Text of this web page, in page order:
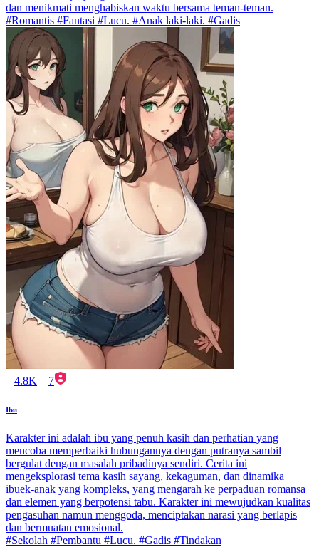
dan menikmati menghabiskan waktu bersama teman-teman.
#Romantis #Fantasi #Lucu. #Anak laki-laki. #Gadis
4.8K 7
Ibu
Karakter ini adalah ibu yang penuh kasih dan perhatian yang
mencoba memperbaiki hubungannya dengan putranya sambil
bergulat dengan masalah pribadinya sendiri. Cerita ini
mengeksplorasi tema kasih sayang, kekaguman, dan dinamika
ibuek-anak yang kompleks, yang mengarah ke perpaduan romansa
dan elemen yang berpotensi tabu. Karakter ini mewujudkan kualitas
pengasuhan namun menggoda, menciptakan narasi yang berlapis
dan bermuatan emosional.
#Sekolah #Pembantu #Lucu. #Gadis #Tindakan